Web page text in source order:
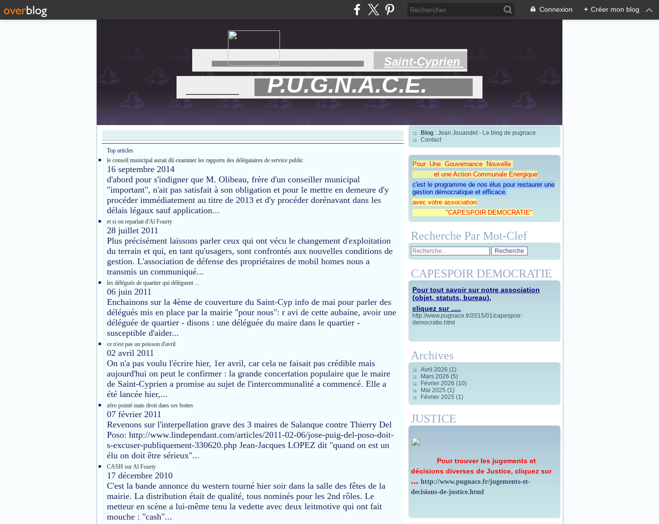
Connexion + Créer mon blog
Saint-Cyprien
P.U.G.N.A.C.E.
Top articles
le conseil municipal aurait dû examiner les rapports des délégataires de service public
16 septembre 2014
d'abord pour s'indigner que M. Olibeau, frère d'un conseiller municipal
"important", n'ait pas satisfait à son obligation et pour le mettre en demeure d'y
procéder immédiatement au titre de 2013 et d'y procéder dorénavant dans les
délais légaux sauf application...
et si on reparlait d'Al Fourty
28 juillet 2011
Plus précisément laissons parler ceux qui ont vécu le changement d'exploitation
du terrain et qui, en tant qu'usagers, sont confrontés aux nouvelles conditions de
gestion. L'association de défense des propriétaires de mobil homes nous a
transmis un communiqué...
les délégués de quartier qui délèguent ...
06 juin 2011
Enchainons sur la 4ème de couverture du Saint-Cyp info de mai pour parler des
délégués mis en place par la mairie "pour nous": r avi de cette aubaine, avoir une
déléguée de quartier - disons : une déléguée du maire dans le quartier -
susceptible d'aider...
ce n'est pas un poisson d'avril
02 avril 2011
On n'a pas voulu l'écrire hier, 1er avril, car cela ne faisait pas crédible mais
aujourd'hui on peut le confirmer : la grande concertation populaire que le maire
de Saint-Cyprien a promise au sujet de l'intercommunalité a commencé. Elle a
été lancée hier,...
zéro pointé mais droit dans ses bottes
07 février 2011
Revenons sur l'interpellation grave des 3 maires de Salanque contre Thierry Del
Poso: http://www.lindependant.com/articles/2011-02-06/jose-puig-del-poso-doit-
s-excuser-publiquement-330620.php Jean-Jacques LOPEZ dit "quand on est un
élu on doit être sérieux"...
CASH sur Al Fourty
17 décembre 2010
C'est la bande annonce du western tourné hier soir dans la salle des fêtes de la
mairie. La distribution était de qualité, tous nominés pour les 2nd rôles. Le
metteur en scène a lui-même tenu la vedette avec deux leitmotive qui ont fait
mouche : "cash"...
Blog : Jean Jouandet - Le blog de pugnace
Contact
Pour Une Gouvernance Nouvelle
et une Action Communale Energique
c'est le programme de nos élus pour restaurer une
gestion démocratique et efficace.
avec votre association
"CAPESPOIR DEMOCRATIE"
Recherche Par Mot-Clef
CAPESPOIR DEMOCRATIE
Pour tout savoir sur notre association
(objet, statuts, bureau),
cliquez sur .....
http://www.pugnace.fr/2015/01/capespoir-
democratie.html
Archives
Avril 2026 (1)
Mars 2026 (5)
Février 2026 (10)
Mai 2025 (1)
Février 2025 (1)
JUSTICE
Pour trouver les jugements et
décisions diverses de Justice, cliquez sur
... http://www.pugnace.fr/jugements-et-
decisions-de-justice.html